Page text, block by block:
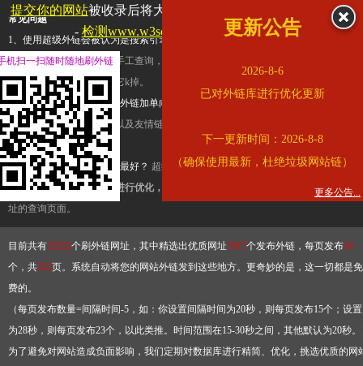
常见问题
1、使用超级外链会被认为是搜索引擎优化作弊吗？ 超级外链只是一个简便而集成
查询工具，模拟的是正常手工查询，不是作弊。如果是作弊，那您可以使用超级外
推广竞争对手的网址，让它k掉。
2、网站优化单纯依靠超级外链加单向链接可行吗？
链，需要结合普通的外链以及友情链接，您可以到站长论坛发布外链，到友情链接
台交换友情链接。
3、如何使用超级外链效果最好？ 超级外链不同于普通的外链，它是动态的链接，
有频繁使用超级外链工具进行优化，才能获得稳定的外链
，最终使搜索引擎收录带
址的查询页面。
目前共有13212个刷外链网址，其中精选出优质网址3317个发布外链，每页发布10
个，共332页。系统自动将您的网站外链发到这些地方。更奇妙的是，这一切都是免
费的。
（每页发布数量=间隔时间-5，如：你设置间隔时间为20秒，则每页发布15个；设置
为28秒，则每页发布23个，以此类推。时间范围在15-30秒之间，其他默认为20秒
为了避免对网站造成负面影响，我们定期对数据库进行精简、优化，挑选优质的网
提交你的网站被收录后将大幅提升流量和外链，
查看展示页面
- 检测www.w3school.com.cn是否收录
更新公告
2026-8-6
已对外链库进行优化更新
下一更新时间：2026-8-8
（确保使用最新，杜绝垃圾网站链）
更多公告...
机扫一扫随时随地刷外链